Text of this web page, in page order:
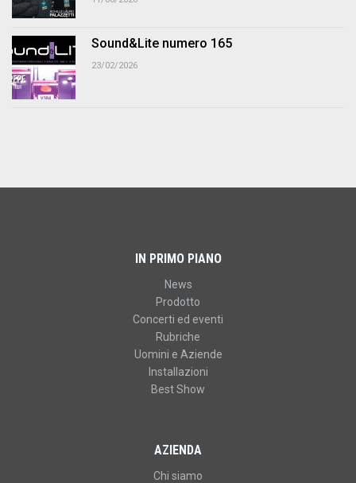
Sound&Lite numero 165
23/02/2026
IN PRIMO PIANO
News
Prodotto
Concerti ed eventi
Rubriche
Uomini e Aziende
Installazioni
Best Show
AZIENDA
Chi siamo